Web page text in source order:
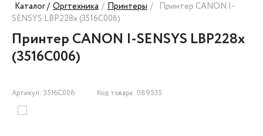
Каталог / Оргтехника / Принтеры / Принтер CANON I-
SENSYS LBP228x (3516C006)
Принтер CANON I-SENSYS LBP228x
(3516C006)
Артикул: 3516C006 Код товара: 089535